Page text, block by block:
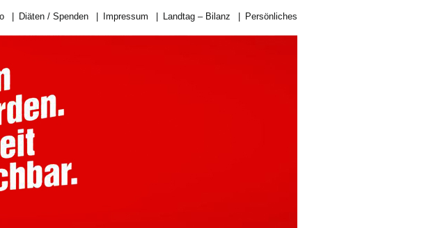
Diäten / Spenden Impressum Landtag – Bilanz Persönliches